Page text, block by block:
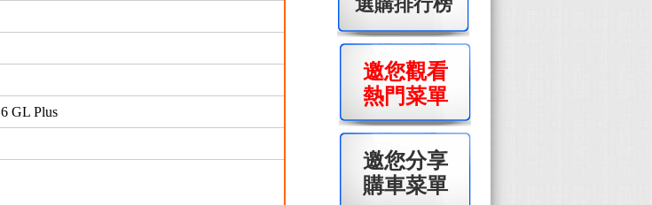
GL Plus
邀您觀看
熱門菜單
邀您分享
購車菜單